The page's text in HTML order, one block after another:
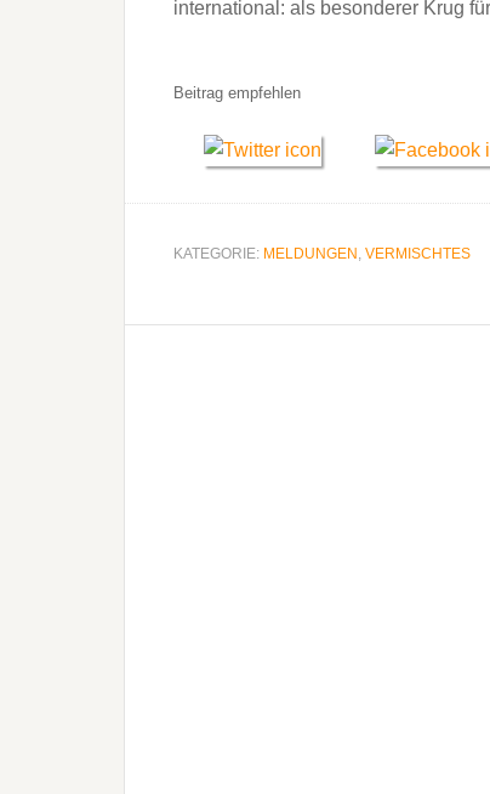
international: als besonderer Krug
Beitrag empfehlen
KATEGORIE: MELDUNGEN , VERMISCHTES